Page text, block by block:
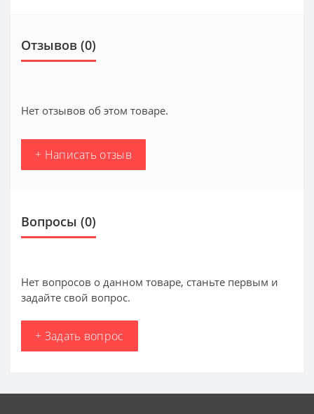
Отзывов (0)
Нет отзывов об этом товаре.
+ Написать отзыв
Вопросы (0)
Нет вопросов о данном товаре, станьте первым и
задайте свой вопрос.
+ Задать вопрос